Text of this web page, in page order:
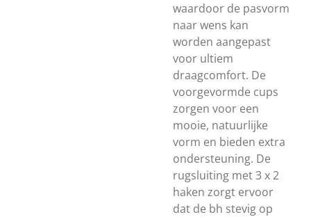
waardoor de pasvorm
naar wens kan
worden aangepast
voor ultiem
draagcomfort. De
voorgevormde cups
zorgen voor een
mooie, natuurlijke
vorm en bieden extra
ondersteuning. De
rugsluiting met 3 x 2
haken zorgt ervoor
dat de bh stevig op